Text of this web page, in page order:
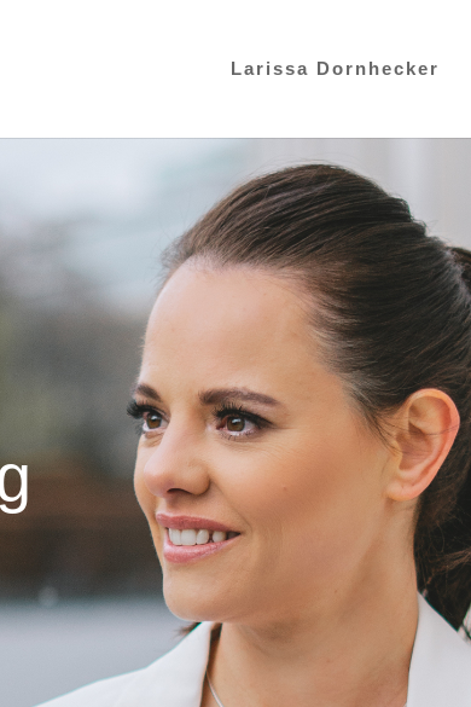
Larissa Dornhecker